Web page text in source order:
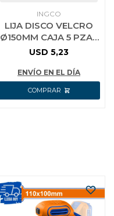
INGCO
LIJA DISCO VELCRO
Ø150MM CAJA 5 PZAS
INGCO AKRS150051 P/
USD 5,23
ENVÍO EN EL DÍA